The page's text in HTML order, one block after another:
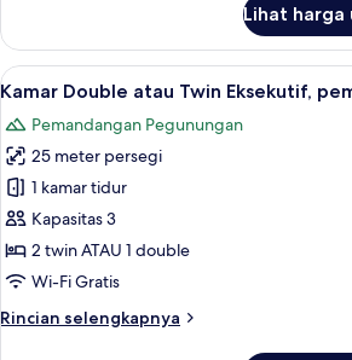
Kamar
Keluarga
Lihat harga
Lihat
semua
foto
untuk
Kamar
Double
atau
Twin
pemandangan
Seprai
6
Kamar Double atau Twin Eksekutif,
Pemandangan Pegunungan
25 meter persegi
1 kamar tidur
Kapasitas 3
2 twin ATAU 1 double
Wi-Fi Gratis
Rincian selengkapnya
Rincian